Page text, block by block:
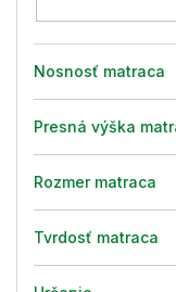
Nosnosť matraca
Presná výška
Rozmer matraca
Tvrdosť matraca